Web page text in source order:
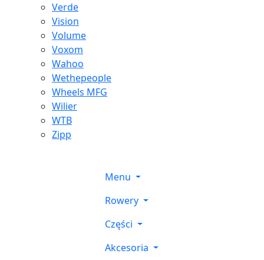
Verde
Vision
Volume
Voxom
Wahoo
Wethepeople
Wheels MFG
Wilier
WTB
Zipp
Menu
Rowery
Części
Akcesoria